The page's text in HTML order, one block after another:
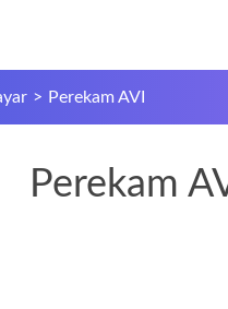
> Perekam AVI
Perekam